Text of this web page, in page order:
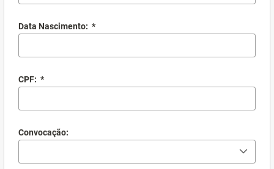
Data Nascimento: *
CPF: *
Convocação: